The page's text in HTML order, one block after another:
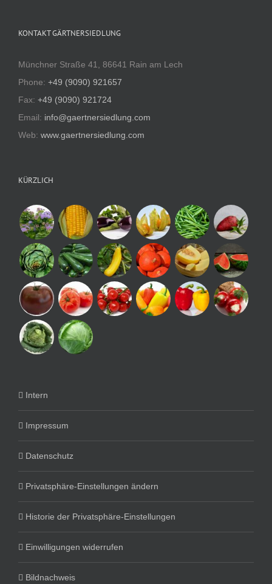
KONTAKT GÄRTNERSIEDLUNG
Münchner Straße 41, 86641 Rain am Lech
Phone: +49 (9090) 921657
Fax: +49 (9090) 921724
Email: info@gaertnersiedlung.com
Web: www.gaertnersiedlung.com
KÜRZLICH
Intern
Impressum
Datenschutz
Privatsphäre-Einstellungen ändern
Historie der Privatsphäre-Einstellungen
Einwilligungen widerrufen
Bildnachweis